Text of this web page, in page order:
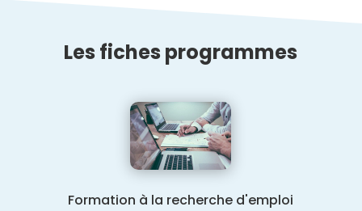
Les fiches programmes
Formation à la recherche d'emploi